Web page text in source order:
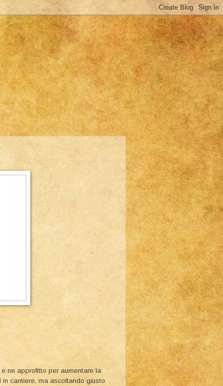
ne approfitto per aumentare la
cantiere, ma ascoltando giusto